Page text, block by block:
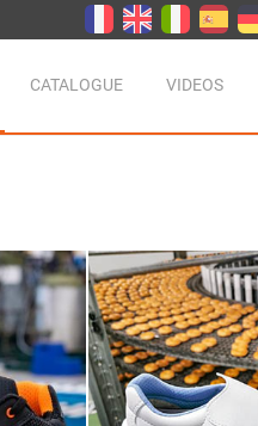
CATALOGUE VIDEOS